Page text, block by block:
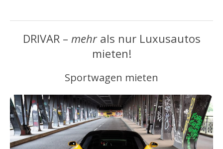
DRIVAR – mehrals nur Luxusautos
mieten!
Sportwagen mieten